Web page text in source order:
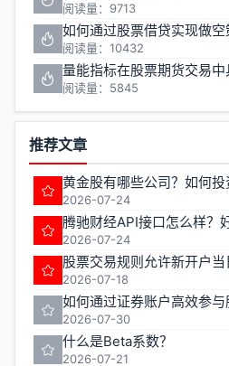
阅读量：9713
如何通过股票借贷实现做空
阅读量：10432
量能指标在股票期货交易
阅读量：5845
推荐文章
黄金股有哪些公司？如何投
2026-07-24
腾驰财经API接口怎么样？
2026-07-24
股票交易规则允许新开户当
2026-07-18
如何通过证券账户高效参
2026-07-30
什么是Beta系数？
2026-07-21